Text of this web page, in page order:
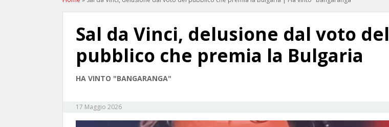
Sal da Vinci, delusione dal voto del
pubblico che premia la Bulgaria
HA VINTO "BANGARANGA"
17 Maggio 2026